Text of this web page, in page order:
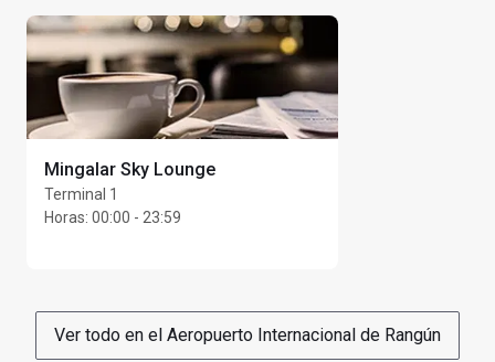
Mingalar Sky Lounge
Terminal 1
Horas: 00:00 - 23:59
Ver todo en el Aeropuerto Internacional de Rangún